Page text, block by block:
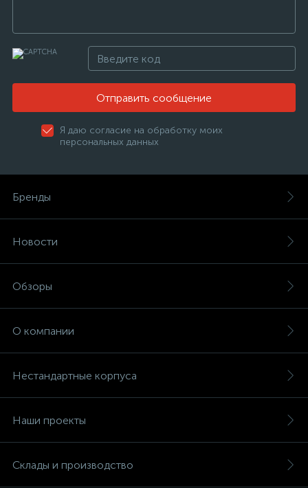
Отправить сообщение
Я даю согласие на обработку моих
персональных данных
Бренды
Новости
Обзоры
О компании
Нестандартные корпуса
Наши проекты
Склады и производство